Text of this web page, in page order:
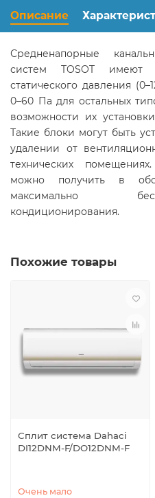
Описание
Средненапорные
систем TOSOT имеют
статического давления
0–60 Па для остальных
возможности их
Такие блоки могут быть
удалении от
технических
можно получить в
максимально
кондиционирования.
Похожие товары
Сплит система Dahaci
DI12DNM-F/DO12DNM-F
Очень мало